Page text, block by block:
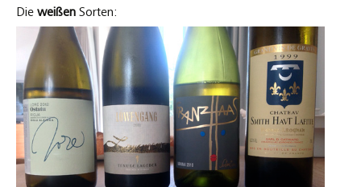
Die weißen Sorten: